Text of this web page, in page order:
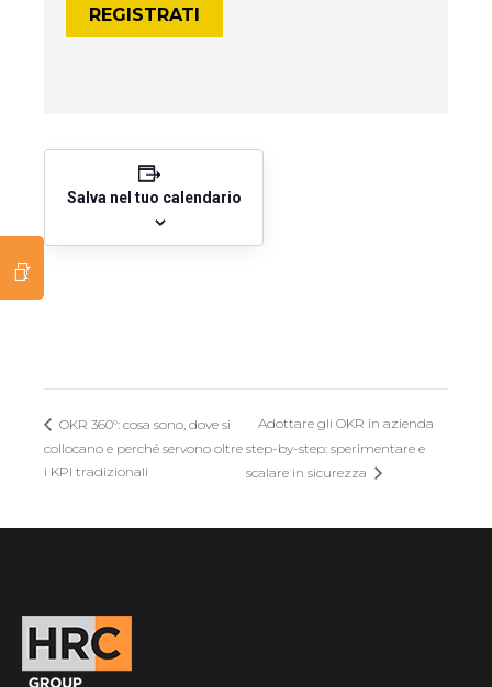
REGISTRATI
Salva nel tuo calendario
OKR 360°: cosa sono, dove si
collocano e perché servono oltre
i KPI tradizionali
Adottare gli OKR in azienda
step-by-step: sperimentare e
scalare in sicurezza